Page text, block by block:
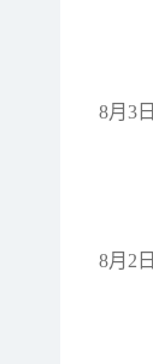
8月3日
8月2日